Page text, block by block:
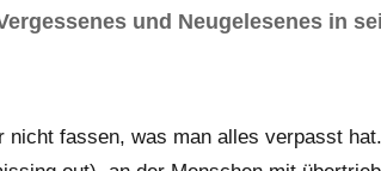
und Neugelesenes in
nicht fassen, was man alles verpasst